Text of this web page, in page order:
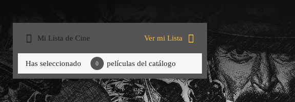
Mi Lista de Cine Ver mi Lista
Has seleccionado 0 películas del catálogo